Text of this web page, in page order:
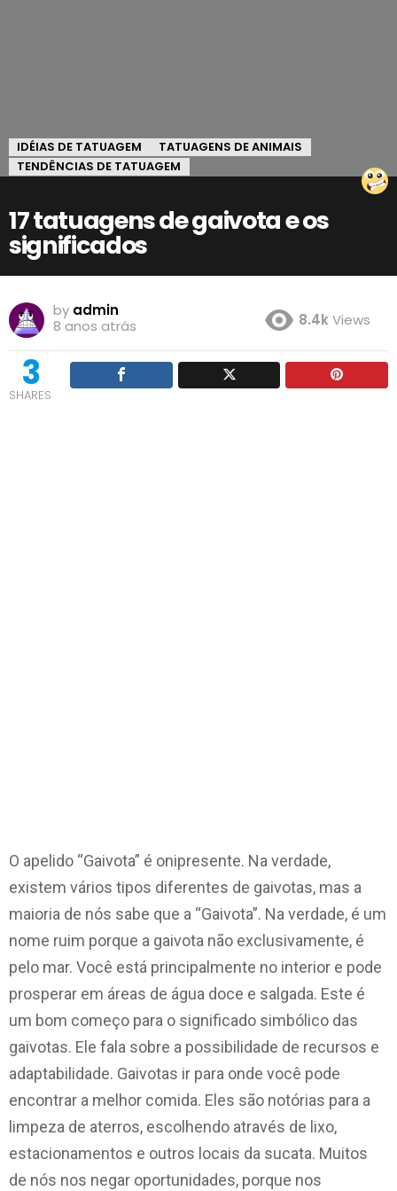
IDÉIAS DE TATUAGEM
TATUAGENS DE ANIMAIS
TENDÊNCIAS DE TATUAGEM
17 tatuagens de gaivota e os
significados
by admin
8 anos atrás
8.4kViews
3
SHARES
O apelido “Gaivota” é onipresente. Na verdade,
existem vários tipos diferentes de gaivotas, mas a
maioria de nós sabe que a “Gaivota”. Na verdade, é um
nome ruim porque a gaivota não exclusivamente, é
pelo mar. Você está principalmente no interior e pode
prosperar em áreas de água doce e salgada. Este é
um bom começo para o significado simbólico das
gaivotas. Ele fala sobre a possibilidade de recursos e
adaptabilidade. Gaivotas ir para onde você pode
encontrar a melhor comida. Eles são notórias para a
limpeza de aterros, escolhendo através de lixo,
estacionamentos e outros locais da sucata. Muitos
de nós nos negar oportunidades, porque nos